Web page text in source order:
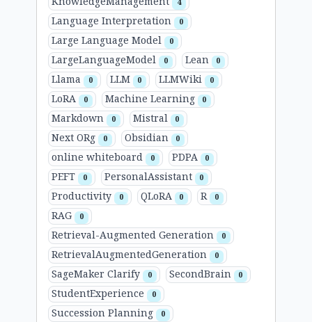
4
Language Interpretation 0
Large Language Model 0
LargeLanguageModel 0 Lean 0
Llama 0 LLM 0 LLMWiki 0
LoRA 0 Machine Learning 0
Markdown 0 Mistral 0
Next ORg 0 Obsidian 0
online whiteboard 0 PDPA 0
PEFT 0 PersonalAssistant 0
Productivity 0 QLoRA 0 R 0
RAG 0
Retrieval-Augmented Generation 0
RetrievalAugmentedGeneration 0
SageMaker Clarify 0 SecondBrain 0
StudentExperience 0
Succession Planning 0